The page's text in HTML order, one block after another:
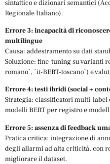
sintattico e dizionari semantici
Regionale Italiano).
Errore 3: incapacità di
multilingue
Causa: addestramento su dati
Soluzione: fine-tuning su varianti
romano`, `it-BERT-toscano`) e
Errore 4: testi ibridi (social +
Strategia: classificatori multi-label
modelli BERT per registro e
Errore 5: assenza di feedback
Pratica critica: integrazione di
degli allarmi ad alta criticità, con
migliorare il dataset.